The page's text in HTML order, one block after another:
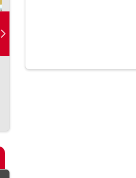
الشهادة الإعدادية الشرقية